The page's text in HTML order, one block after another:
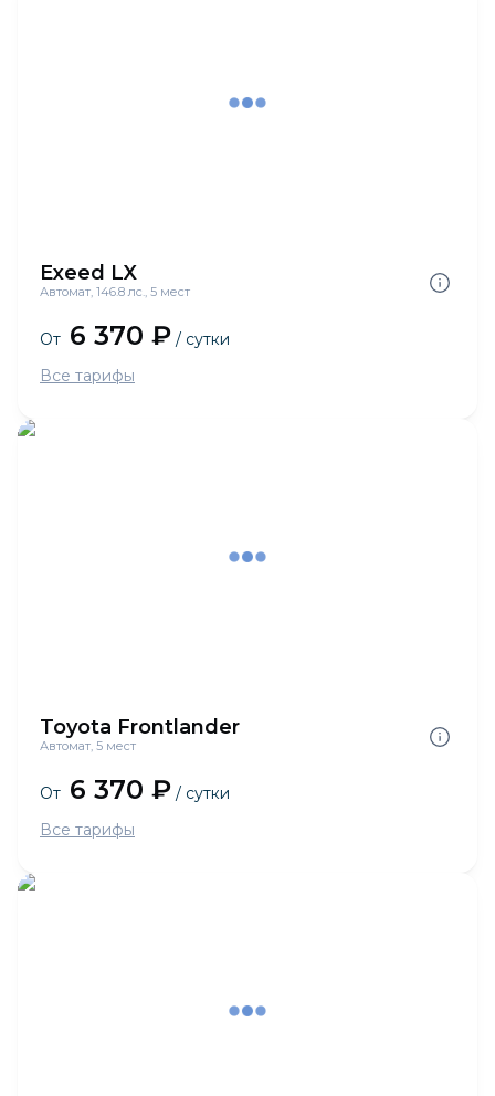
Exeed LX
Автомат, 146.8 лс., 5 мест
От 6 370 ₽ / сутки
Все тарифы
Toyota Frontlander
Автомат, 5 мест
От 6 370 ₽ / сутки
Все тарифы